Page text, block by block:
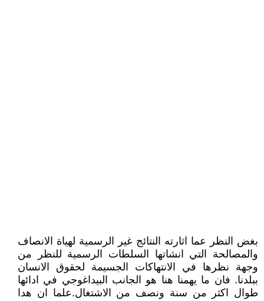
بغض النظر عما اثارته النتائج غير الرسمية لهياة الانصاف
والمصالحة التي انشاتها السلطات الرسمية للنظر من
وجهة نظرها في الانتهاكات الجسيمة لحقوق الانسان
ببلدنا. فان ما يهمنا هنا هو الجانب البيداغوجي في ادائها
طوال اكثر من سنة ونصف من الاشتغال.علما ان هدا